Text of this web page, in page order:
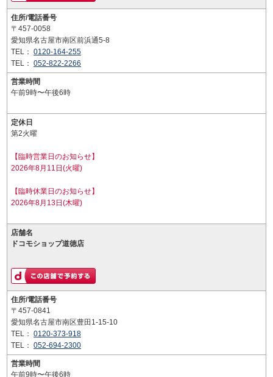
住所/電話番号
〒457-0058
愛知県名古屋市南区前浜通5-8
TEL： 0120-164-255
TEL： 052-822-2266
営業時間
午前9時〜午後6時
定休日
第2火曜
【臨時営業日のお知らせ】
2026年8月11日(火曜)
【臨時休業日のお知らせ】
2026年8月13日(木曜)
店舗名
ドコモショップ道徳店
住所/電話番号
〒457-0841
愛知県名古屋市南区豊田1-15-10
TEL： 0120-373-918
TEL： 052-694-2300
営業時間
午前9時〜午後6時